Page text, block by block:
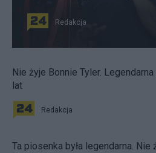
Redakcja
Nie żyje Bonnie Tyler.
lat
Redakcja
Ta piosenka była legendarna. Nie